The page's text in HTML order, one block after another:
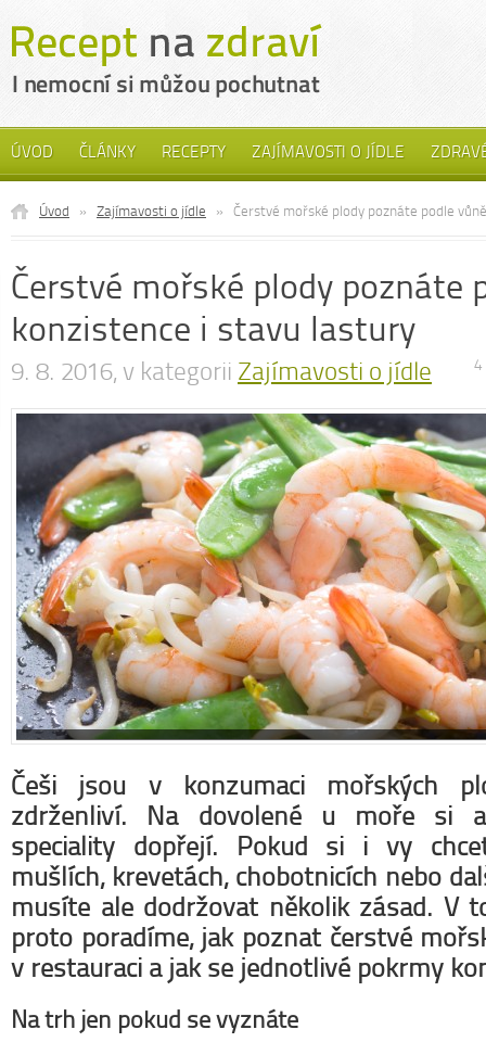
ÚVOD ČLÁNKY RECEPTY ZAJÍMAVOSTI O JÍDLE
Úvod » Zajímavosti o jídle » Čerstvé mořské plody poznáte podle
Čerstvé mořské plody poznáte
konzistence i stavu lastury
9. 8. 2016, v kategorii Zajímavosti o jídle 4
Češi jsou v konzumaci mořských
zdrženliví. Na dovolené u moře si
speciality dopřejí. Pokud si i vy
mušlích, krevetách, chobotnicích nebo
musíte ale dodržovat několik zásad. V
proto poradíme, jak poznat čerstvé
v restauraci a jak se jednotlivé pokrmy
Na trh jen pokud se vyznáte